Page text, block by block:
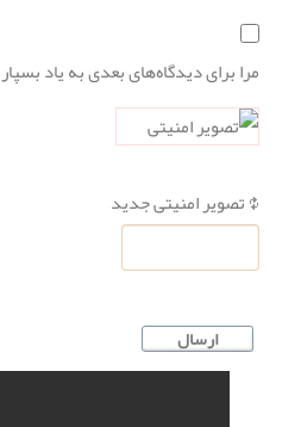
مرا برای دیدگاه‌های بعدی به یاد بسپار
تصویر امنیتی جدید
ارسال